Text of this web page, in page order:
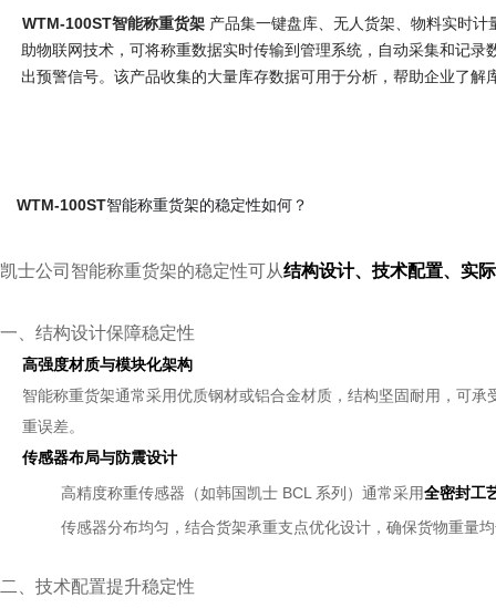
WTM-100ST智能称重货架产品集一键盘库、无人货架、物料实时计
助物联网技术，可将称重数据实时传输到管理系统，自动采集和记录
出预警信号。该产品收集的大量库存数据可用于分析，帮助企业了
WTM-100ST智能称重货架的稳定性如何？
凯士公司智能称重货架的稳定性可从结构设计、技术配置、实
一、结构设计保障稳定性
高强度材质与模块化架构
智能称重货架通常采用优质钢材或铝合金材质，结构坚固耐用，可
重误差。
传感器布局与防震设计
高精度称重传感器（如韩国凯士 BCL 系列）通常采用全密封工
传感器分布均匀，结合货架承重支点优化设计，确保货物重量
二、技术配置提升稳定性